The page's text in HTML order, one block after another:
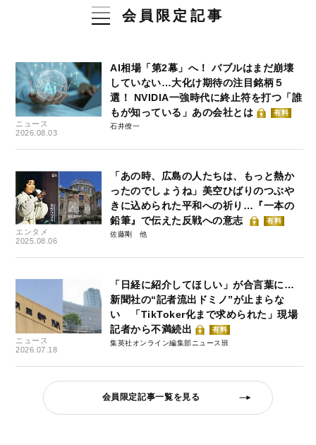
会員限定記事
ニュース
2026.08.03
AI相場「第2幕」へ！ バブルはまだ崩壊
していない…大化け期待の注目銘柄５
選！ NVIDIA一強時代に終止符を打つ「誰
もが知っている」あの会社とは
有料
石井僚一
エンタメ
2025.08.06
「あの時、広島の人たちは、もっと熱か
ったのでしょうね」美空ひばりのつぶや
きに込められた平和への祈り…『一本の
鉛筆』で伝えた反戦への意志
有料
佐藤剛
ニュース
2026.07.18
「日経に紹介してほしい」が合言葉に…
新聞社の“記者流出ドミノ”が止まらな
い 「TikToker化まで求められた」現場
記者から不満続出
有料
集英社オンライン編集部ニュース班
会員限定記事一覧を見る